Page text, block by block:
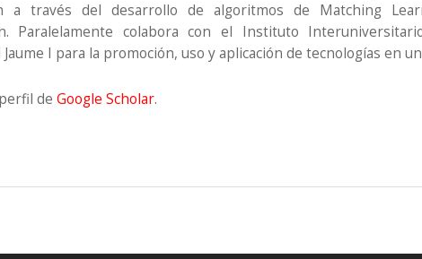
a través del desarrollo de algoritmos de Matching
Paralelamente colabora con el Instituto
I para la promoción, uso y aplicación de tecnologías en
de Google Scholar.